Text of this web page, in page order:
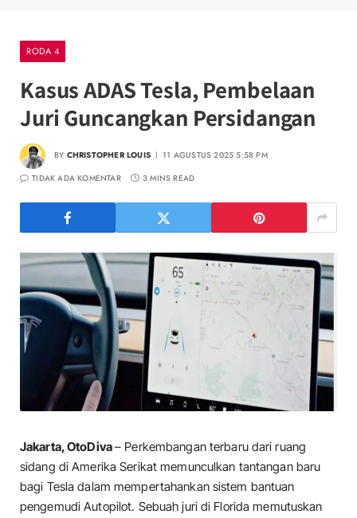
RODA 4
Kasus ADAS Tesla, Pembelaan
Juri Guncangkan Persidangan
BY CHRISTOPHER LOUIS
11 AGUSTUS 2025 5:58 PM
TIDAK ADA KOMENTAR
3 MINS READ
Jakarta, OtoDiva– Perkembangan terbaru dari ruang
sidang di Amerika Serikat memunculkan tantangan baru
bagi Tesla dalam mempertahankan sistem bantuan
pengemudi Autopilot. Sebuah juri di Florida memutuskan